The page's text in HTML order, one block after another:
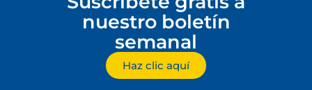
nuestro boletín
semanal
Haz clic aquí